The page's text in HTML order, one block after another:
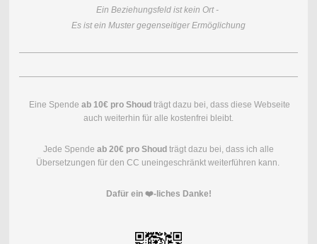
Ein Beziehungsfeld ist kein Ort -
Es ist ein Muster gegenseitiger Ermöglichung
Eine Spende ab 10€ pro Shoud trägt dazu bei, dass diese Webseite
auch weiterhin für alle kostenfrei bleibt.
Jede Spende ab 20€ pro Shoud trägt dazu bei, dass ich alle
Übersetzungen für den CC uneingeschränkt weiterführen kann.
Dafür ein ❤️-liches Danke!